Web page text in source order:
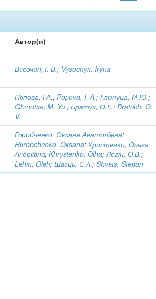
Автор(и)
Височин, І. В.; Vysochyn, Iryna
Попова, І.А.;Popova, I. A.;Глізнуца, М.Ю.;
Gliznutsa, M. Yu.;Братух, О.В.;Bratukh, O.
V.
Горобченко, Оксана Анатоліївна;
Horobchenko, Oksana;Христенко, Ольга
Андріївна;Khrystenko, Olha;Легін, О.В.;
Lehin, Oleh;Швець, С.А.;Shvets, Stepan